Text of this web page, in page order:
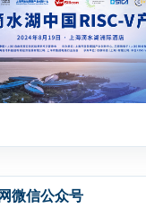
微信公众号